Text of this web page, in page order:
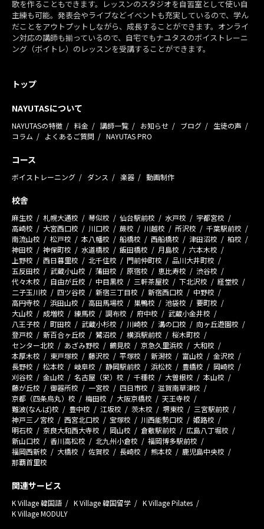
歌を作ることもできます。レッスンのスタジオを自習室として使い自
主練も可能。発表会やライブなどイベントも充実しているので、学ん
だことをアウトプットしながら、成長することができます。オンライ
ン対応の講師も揃っているので、自宅でもナユタスのボイストレーニ
ング（ボイトレ）のレッスンを受講することができます。
トップ
NAYUTASについて
NAYUTASの特徴 料金 講師一覧 お知らせ ブログ
生徒の声
コラム
よくあるご質問 NAYUTAS PRO
コース
ボイストレーニング ダンス 楽器 動画制作
校舎
麻生校 札幌大通校 琴似校 仙台駅前校 水戸校
宇都宮校
高崎校
大宮西口校 川口校 蕨校 川越校 所沢校
千葉駅前校
南流山校
松戸校 本八幡校 船橋校 西船橋校 津田沼校
柏校
神田校
神保町校 水道橋校 飯田橋校 月島校
六本木校
上野校
西日暮里校 北千住校 門前仲町校
品川大井町校
五反田校
武蔵小山校 蒲田校 原宿校 恵比寿校
渋谷校
代々木校
自由が丘校 中目黒校 三軒茶屋校 下北沢校
経堂校
二子玉川校
四ツ谷校 新宿三丁目校 新宿西口校
中野校
高円寺校
浜田山校 高田馬場校 巣鴨校 池袋校
要町校
大山校
成増校 練馬校 調布校 府中校
武蔵小金井校
八王子校
町田校 武蔵小杉校 川崎校 溝の口校
向ヶ丘遊園校
登戸校
新百合ヶ丘校 鷺沼校 横浜駅前校
桜木町校
センター北校
あざみ野校 鶴見校 京急久里浜校
大和校
本厚木校
東戸塚校 藤沢校 平塚校 新潟校 富山校
金沢校
長野校
松本校 岐阜校 静岡駅前校 浜松校 豊橋校
岡崎校
刈谷校
金山校 名古屋（栄）校 千種校 大曽根校
本山校
藤が丘校
御器所校 一宮校 四日市校
滋賀南草津校
京都（四条烏丸）校
梅田校 大阪京橋校
天王寺校
難波(なんば)校
豊中校 江坂校 茨木校 堺東校
三宮駅前校
神戸三ノ宮校
西宮北口校 宝塚校 川西能勢口校
姫路校
明石校
奈良大和西大寺校 岡山校 倉敷駅前校
広島八丁堀校
新山口校
香川高松校 北九州小倉校
福岡博多駅前校
福岡西新校
大橋校 佐賀校 長崎校 熊本校
鹿児島中央校
那覇首里校
関連サービス
K Village 韓国語 K Village 韓国留学
K Village Pilates
K Village MODULY